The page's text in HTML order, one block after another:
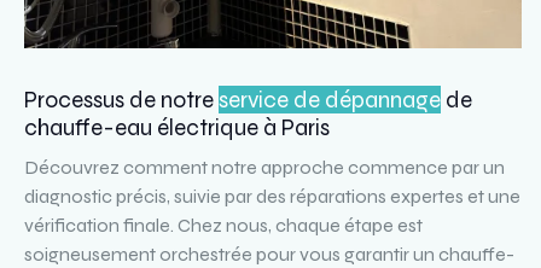
Processus de notreservice de dépannage de
chauffe-eau électrique à Paris
Découvrez comment notre approche commence par un
diagnostic précis, suivie par des réparations expertes et une
vérification finale. Chez nous, chaque étape est
soigneusement orchestrée pour vous garantir un chauffe-